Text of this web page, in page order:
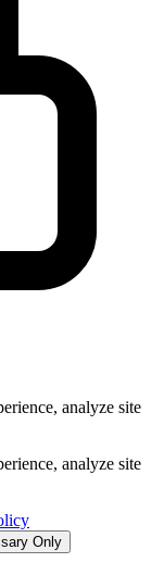
analyze site
analyze site
Only